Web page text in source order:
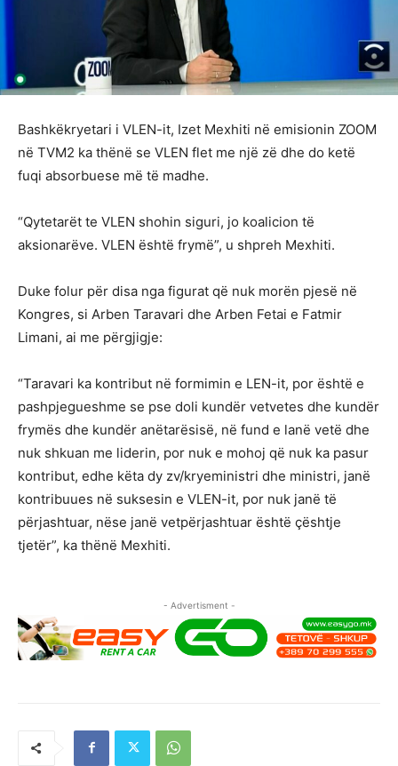
Bashkëkryetari i VLEN-it, Izet Mexhiti në emisionin ZOOM
në TVM2 ka thënë se VLEN flet me një zë dhe do ketë
fuqi absorbuese më të madhe.
“Qytetarët te VLEN shohin siguri, jo koalicion të
aksionarëve. VLEN është frymë”, u shpreh Mexhiti.
Duke folur për disa nga figurat që nuk morën pjesë në
Kongres, si Arben Taravari dhe Arben Fetai e Fatmir
Limani, ai me përgjigje:
“Taravari ka kontribut në formimin e LEN-it, por është e
pashpjegueshme se pse doli kundër vetvetes dhe kundër
frymës dhe kundër anëtarësisë, në fund e lanë vetë dhe
nuk shkuan me liderin, por nuk e mohoj që nuk ka pasur
kontribut, edhe këta dy zv/kryeministri dhe ministri, janë
kontribuues në suksesin e VLEN-it, por nuk janë të
përjashtuar, nëse janë vetpërjashtuar është çështje
tjetër”, ka thënë Mexhiti.
- Advertisment -